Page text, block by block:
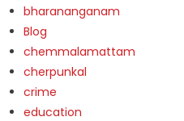
bharananganam
Blog
chemmalamattam
cherpunkal
crime
education